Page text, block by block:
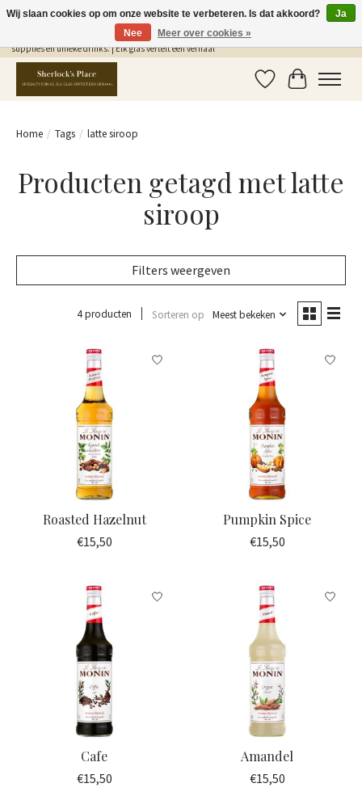
Gratis Verzending in NL vanaf €75,- | Sherlocks Place: dé plek voor MONIN siropen, bar
supplies en unieke drinks. | Elk glas vertelt een verhaal
Verlanglijst
Home / Tags / latte siroop
Producten getagd met latte
siroop
Filters weergeven
4 producten Sorteren op Meest bekeken
Roasted Hazelnut
€15,50
Pumpkin Spice
€15,50
Cafe
€15,50
Amandel
€15,50
Wij slaan cookies op om onze website te verbeteren. Is dat akkoord?
Ja
Nee
Meer over cookies »